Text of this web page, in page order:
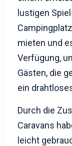
lustigen Spiel
mieten und
Verfügung,
Gästen, die
ein
Durch die
Caravans
leicht